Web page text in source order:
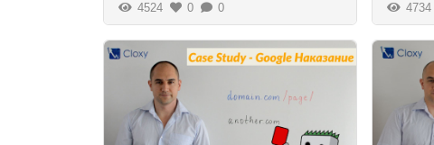
4524 0 0 4734